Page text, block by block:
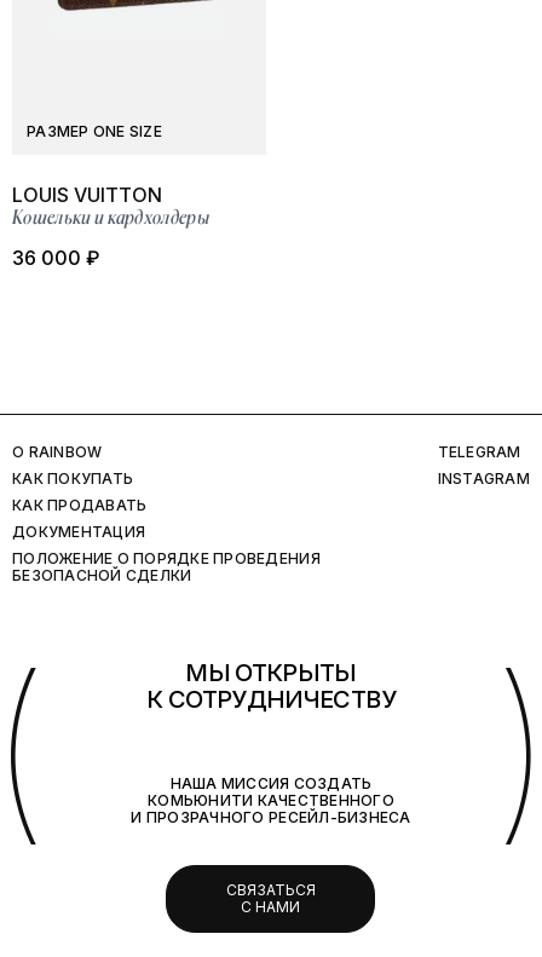
РАЗМЕР ONE SIZE
LOUIS VUITTON
Кошельки и кардхолдеры
36 000 ₽
O RAINBOW
КАК ПОКУПАТЬ
КАК ПРОДАВАТЬ
ДОКУМЕНТАЦИЯ
ПОЛОЖЕНИЕ О ПОРЯДКЕ ПРОВЕДЕНИЯ
БЕЗОПАСНОЙ СДЕЛКИ
TELEGRAM
INSTAGRAM
МЫ ОТКРЫТЫ
К СОТРУДНИЧЕСТВУ
НАША МИССИЯ СОЗДАТЬ
КОМЬЮНИТИ КАЧЕСТВЕННОГО
И ПРОЗРАЧНОГО РЕСЕЙЛ-БИЗНЕСА
СВЯЗАТЬСЯ
С НАМИ